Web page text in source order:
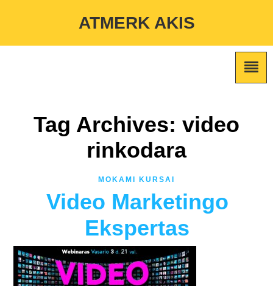
/home/atmerkakis/public_html/wp-content/themes/marketing-
ATMERK AKIS
Tag Archives: video
rinkodara
MOKAMI KURSAI
Video Marketingo
Ekspertas